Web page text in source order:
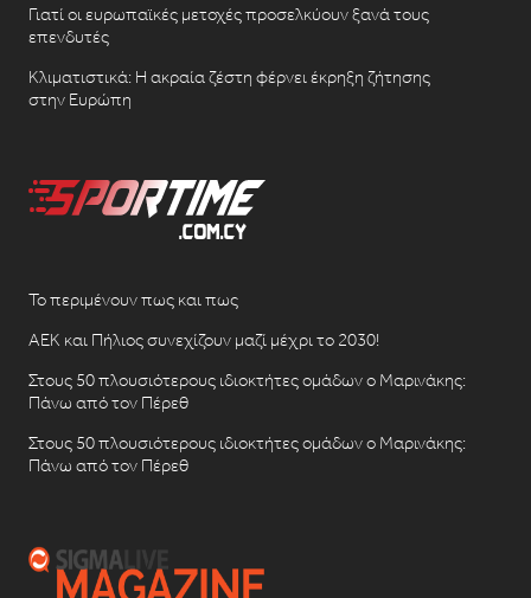
Γιατί οι ευρωπαϊκές μετοχές προσελκύουν ξανά τους
επενδυτές
Κλιματιστικά: Η ακραία ζέστη φέρνει έκρηξη ζήτησης
στην Ευρώπη
Το περιμένουν πως και πως
ΑΕΚ και Πήλιος συνεχίζουν μαζί μέχρι το 2030!
Στους 50 πλουσιότερους ιδιοκτήτες ομάδων ο Μαρινάκης:
Πάνω από τον Πέρεθ
Στους 50 πλουσιότερους ιδιοκτήτες ομάδων ο Μαρινάκης:
Πάνω από τον Πέρεθ